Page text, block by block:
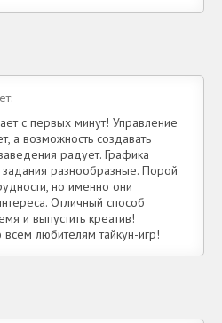
с первых минут! Управление
а возможность создавать
радует. Графика
задания разнообразные. Порой
но именно они
Отличный способ
и выпустить креатив!
любителям тайкун-игр!